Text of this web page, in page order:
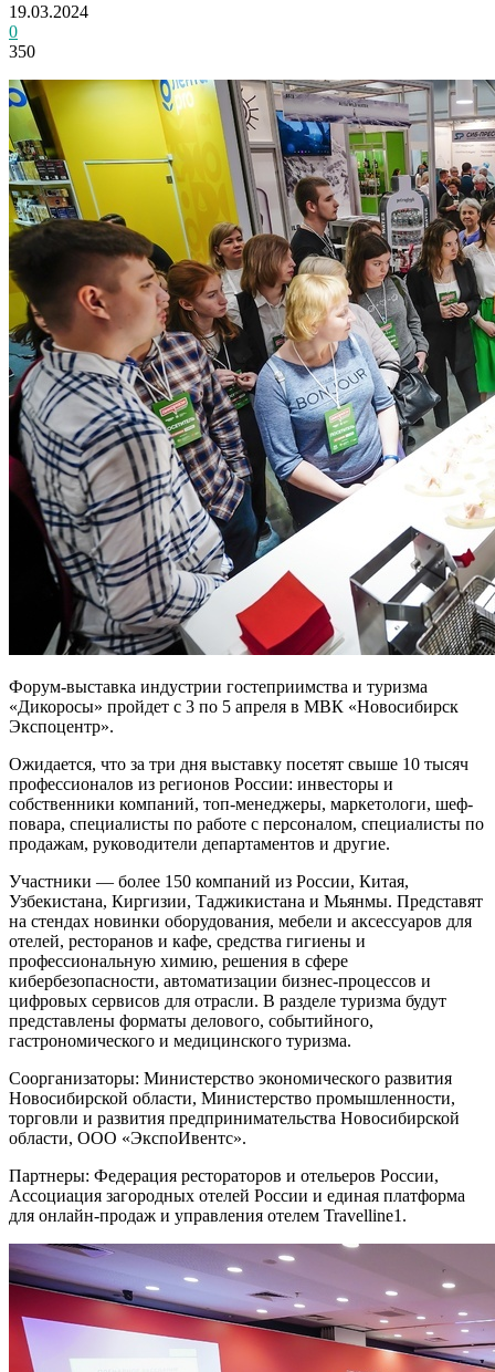
19.03.2024
0
350
Форум-выставка индустрии гостеприимства и туризма
«Дикоросы» пройдет с 3 по 5 апреля в МВК «Новосибирск
Экспоцентр».
Ожидается, что за три дня выставку посетят свыше 10 тысяч
профессионалов из регионов России: инвесторы и
собственники компаний, топ-менеджеры, маркетологи, шеф-
повара, специалисты по работе с персоналом, специалисты по
продажам, руководители департаментов и другие.
Участники — более 150 компаний из России, Китая,
Узбекистана, Киргизии, Таджикистана и Мьянмы. Представят
на стендах новинки оборудования, мебели и аксессуаров для
отелей, ресторанов и кафе, средства гигиены и
профессиональную химию, решения в сфере
кибербезопасности, автоматизации бизнес-процессов и
цифровых сервисов для отрасли. В разделе туризма будут
представлены форматы делового, событийного,
гастрономического и медицинского туризма.
Соорганизаторы: Министерство экономического развития
Новосибирской области, Министерство промышленности,
торговли и развития предпринимательства Новосибирской
области, ООО «ЭкспоИвентс».
Партнеры: Федерация рестораторов и отельеров России,
Ассоциация загородных отелей России и единая платформа
для онлайн-продаж и управления отелем Travelline1.